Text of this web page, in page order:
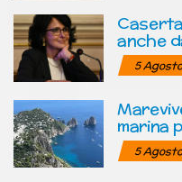
anche
5
marina
5